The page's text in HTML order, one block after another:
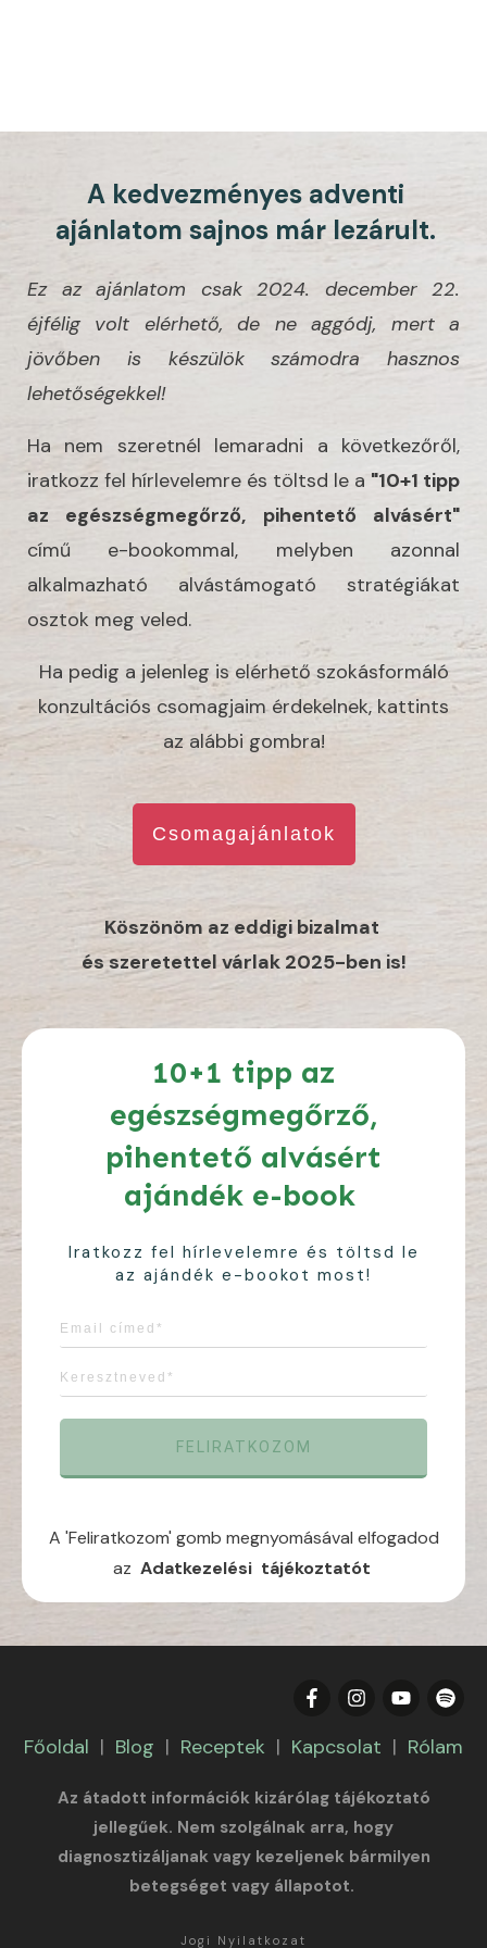
A kedvezményes adventi
ajánlatom sajnos már lezárult.
Ez az ajánlatom csak 2024. december 22.
éjfélig volt elérhető, de ne aggódj, mert a
jövőben is készülök számodra hasznos
lehetőségekkel!
Ha nem szeretnél lemaradni a következőről,
iratkozz fel hírlevelemre és töltsd le a "10+1 tipp
az egészségmegőrző, pihentető alvásért"
című e-bookommal, melyben azonnal
alkalmazható alvástámogató stratégiákat
osztok meg veled.
Ha pedig a jelenleg is elérhető szokásformáló
konzultációs csomagjaim érdekelnek, kattints
az alábbi gombra!
Csomagajánlatok
Köszönöm az eddigi bizalmat
és szeretettel várlak 2025-ben is!
10+1 tipp az
egészségmegőrző,
pihentető alvásért
ajándék e-book
Iratkozz fel hírlevelemre és töltsd le
az ajándék e-bookot most!
FELIRATKOZOM
A 'Feliratkozom' gomb megnyomásával elfogadod
az Adatkezelési tájékoztatót
Főoldal | Blog | Receptek | Kapcsolat | Rólam
Az átadott információk kizárólag tájékoztató
jellegűek. Nem szolgálnak arra, hogy
diagnosztizáljanak vagy kezeljenek bármilyen
betegséget vagy állapotot.
Jogi Nyilatkozat